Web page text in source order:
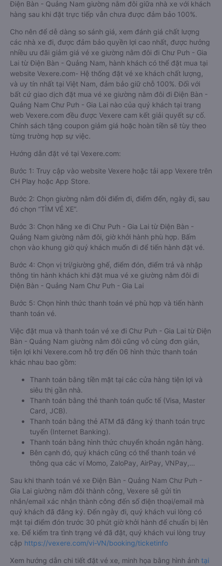
Điện Bàn - Quảng Nam giường nằm đôi giữa nhà xe với khách
hàng sau khi đặt trực tiếp vẫn chưa được đảm bảo 100%.
Cho nên để dễ dàng so sánh giá, xem đánh giá chất lượng
các nhà xe đi, được đảm bảo quyền lợi cao nhất, được hưởng
nhiều ưu đãi giảm giá vé xe giường nằm đôi đi Chư Pưh - Gia
Lai từ Điện Bàn - Quảng Nam, hành khách có thể đặt mua tại
website Vexere.com- Hệ thống đặt vé xe khách chất lượng,
và uy tín nhất tại Việt Nam, đảm bảo giữ chỗ 100%. Đối với
bất cứ giao dịch đặt mua vé xe giường nằm đôi đi Điện Bàn -
Quảng Nam Chư Pưh - Gia Lai nào của quý khách tại trang
web Vexere.com đều được Vexere cam kết giải quyết sự cố.
Chính sách tặng coupon giảm giá hoặc hoàn tiền sẽ tùy theo
từng trường hợp sự việc.
Hướng dẫn đặt vé tại Vexere.com:
Bước 1: Truy cập vào website Vexere hoặc tải app Vexere trên
CH Play hoặc App Store.
Bước 2: Chọn giường nằm đôi điểm đi, điểm đến, ngày đi, sau
đó chọn “TÌM VÉ XE”.
Bước 3: Chọn hãng xe đi Chư Pưh - Gia Lai từ Điện Bàn -
Quảng Nam giường nằm đôi, giờ khởi hành phù hợp. Bấm
chọn vào khung giờ quý khách muốn đi để tiến hành đặt vé.
Bước 4: Chọn vị trí/giường ghế, điểm đón, điểm trả và nhập
thông tin hành khách khi đặt mua vé xe giường nằm đôi đi
Điện Bàn - Quảng Nam Chư Pưh - Gia Lai
Bước 5: Chọn hình thức thanh toán vé phù hợp và tiến hành
thanh toán vé.
Việc đặt mua và thanh toán vé xe đi Chư Pưh - Gia Lai từ Điện
Bàn - Quảng Nam giường nằm đôi cũng vô cùng đơn giản,
tiện lợi khi Vexere.com hỗ trợ đến 06 hình thức thanh toán
khác nhau bao gồm:
Thanh toán bằng tiền mặt tại các cửa hàng tiện lợi và
siêu thị gần nhà.
Thanh toán bằng thẻ thanh toán quốc tế (Visa, Master
Card, JCB).
Thanh toán bằng thẻ ATM đã đăng ký thanh toán trực
tuyến (Internet Banking).
Thanh toán bằng hình thức chuyển khoản ngân hàng.
Bên cạnh đó, quý khách cũng có thể thanh toán vé
thông qua các ví Momo, ZaloPay, AirPay, VNPay,…
Sau khi thanh toán vé xe Điện Bàn - Quảng Nam Chư Pưh -
Gia Lai giường nằm đôi thành công, Vexere sẽ gửi tin
nhắn/email xác nhận thành công đến số điện thoại/email mà
quý khách đã đăng ký. Đến ngày đi, quý khách vui lòng có
mặt tại điểm đón trước 30 phút giờ khởi hành để chuẩn bị lên
xe. Để kiểm tra tình trạng vé đã đặt, quý khách vui lòng truy
cập https://vexere.com/vi-VN/booking/ticketinfo
Xem hướng dẫn chi tiết đặt vé xe, minh họa bằng hình ảnh tại